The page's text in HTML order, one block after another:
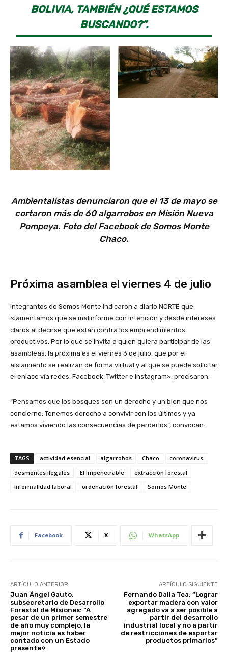
BOLIVIA, TAMBIÉN ¿QUÉ ESTAMOS
BUSCANDO?”.
Ambientalistas denunciaron que el 13 de mayo se
cortaron más de 60 algarrobos en Misión Nueva
Pompeya. Foto del Facebook de Somos Monte
Chaco.
Próxima asamblea el viernes 4 de julio
Integrantes de Somos Monte indicaron a diario NORTE que
«lamentamos que se malinforme con intención y desde intereses
claros al decirse que están contra los emprendimientos
productivos. Por lo que se invita a quien quiera participar de las
asambleas, la próxima es el viernes 3 de julio, que por el
aislamiento se realizan de forma virtual y al que se puede solicitar
el enlace vía redes: Facebook, Twitter e Instagram», precisaron.
“Pensamos que los bosques son un derecho y un bien que nos
concierne. Tenemos derecho a convivir con los últimos y ya
estamos viviendo las consecuencias de perderlos”, convocan.
TAGS actividad esencial algarrobos Chaco
coronavirus
desmontes ilegales
El Impenetrable
extracción forestal
informalidad laboral
ordenación forestal Somos Monte
Facebook X WhatsApp
ARTÍCULO ANTERIOR
Juan Ángel Gauto,
subsecretario de Desarrollo
Forestal de Misiones: “A
pesar de un primer semestre
de año muy complejo, la
mejor noticia es haber
contado con un Estado
presente»
ARTÍCULO SIGUIENTE
Fernando Dalla Tea: “Lograr
exportar madera con valor
agregado va a ser posible a
partir del desarrollo
industrial local y no a partir
de restricciones de exportar
productos primarios”